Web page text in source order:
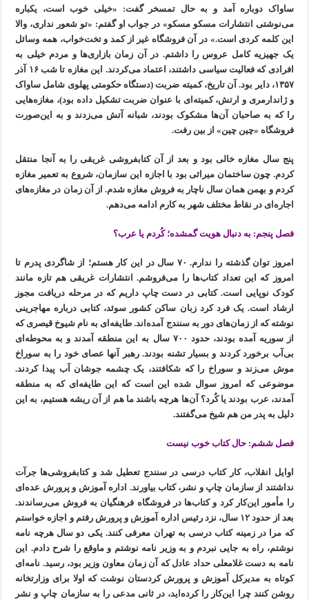
ساواک دوباره آمد و به حال تمسخر گفت: «خیلی خوب است، یکباره
می‌‌نوشتی انتشارات مسکو مسکو» در جواب او گفتم: «تو شعور نداری، والا
این کلمه کردی است.» در آن فروشگاه غیر از کمد و تخت‌خواب، همه وسائل
یک جهیزیه کامل عروس را داشتم. در آن زمان بازاری‌ها و مردم خیلی به
افرادی که فعالیت سیاسی داشتند، اعتماد می‌کردند. این مغازه تا شب ۱۶ آذر
۱۳۵۷، دایر بود. آن تاریخ، کمیته ضربت (دستگاه حکومتی پهلوی شامل ساواک
و ژاندارمری و ارتش، کمیته‌ای با عنوان ضربت تشکیل داده بود)، مغازه‌هایی
را که به صاحبان آن‌ها مشکوک بودند، شبانه آتش می‌زدند و به این‌صورت
فروشگاه «چین چین» از بین رفت.
پنج سال مغازه خالی بود و بعد از آن کتابفروشی غریقی را به آنجا منتقل
کردم. چون ساختمان میراثی بود با اجازه این سازمان، شروع به تعمیر مغازه
کردم و بهمن همان سال ناچار به فروش مغازه شدم. از آن زمان در مغازه‌های
اجاره‌ای در نقاط مختلف شهر به کارم ادامه می‌دهم.
فصل پنجم: به دنبال هویت گمشده؛ کُردم یا عرب؟
امروز توان گذشته را ندارم. ۷۰ سال در این کار هستم؛ از شاگردی پدرم تا
امروز که این تعداد کتاب‌ها را می‌فروشم. انتشارات غریقی هم تازه مانند
کودک نوپایی است. کتابی در دست چاپ داریم که در مرحله دریافت مجوز
ارشاد است. یک فرد کرد زبان ساکن کشور سوئد، کتابی درباره مهاجرینی
نوشته که از زمان‌های دور به سنندج آمده‌اند. طایفه‌ای به نام شیوخ قیصری که
از سوریه آمده بودند، حدود ۷۰۰ سال به این منطقه آمدند و به محوطه‌ای
بی‌آب برخورد کردند و بسیار تشنه بودند. رهبر آ‌نها عصای خود را به سوراخ
موش می‌زند و سوراخ را که شکافتند، یک چشمه جوشان آب پیدا کردند.
موضوعی که امروز سوال شده این است که این طایفه‌ای که به منطقه
آمدند، عرب بودند یا کُرد؟ آن‌ها هرچه باشند ما هم از آن ریشه هستیم، به این
دلیل به پدر من هم شیخ می‌گفتند.
فصل ششم: حال کتاب خوب نیست
اوایل انقلاب، کار کتاب درسی در سنندج تعطیل شد و کتابفروشی‌ها جرآت
نداشتند از سازمان چاپ و نشر، کتاب بیاورند. اداره آموزش و پرورش عده‌ای
را مأمور این‌کار کرد و کتاب‌ها در فروشگاه فرهنگیان به فروش می‌رساندند.
بعد از حدود ۱۲ سال، نزد رئیس اداره آموزش و پرورش رفتم و اجازه خواستم
که مرا در زمینه کتاب درسی به تهران معرفی کنند. یکی دو سال هرچه نامه
نوشتم، راه به جایی نبردم و به وزیر نامه نوشتم و ماوقع را شرح دادم. این
نامه به دست غلامعلی حداد عادل که آن زمان معاون وزیر بود، رسید. نامه‌ای
کوتاه به مدیرکل آموزش و پرورش کردستان نوشت که اولا برای وزارتخانه
روشن کنند چرا این‌کار را کرده‌اید، در ثانی مدعی را به سازمان چاپ و نشر